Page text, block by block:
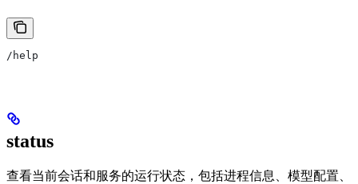
/help
status
查看当前会话和服务的运行状态，包括进程信息、模型配置、